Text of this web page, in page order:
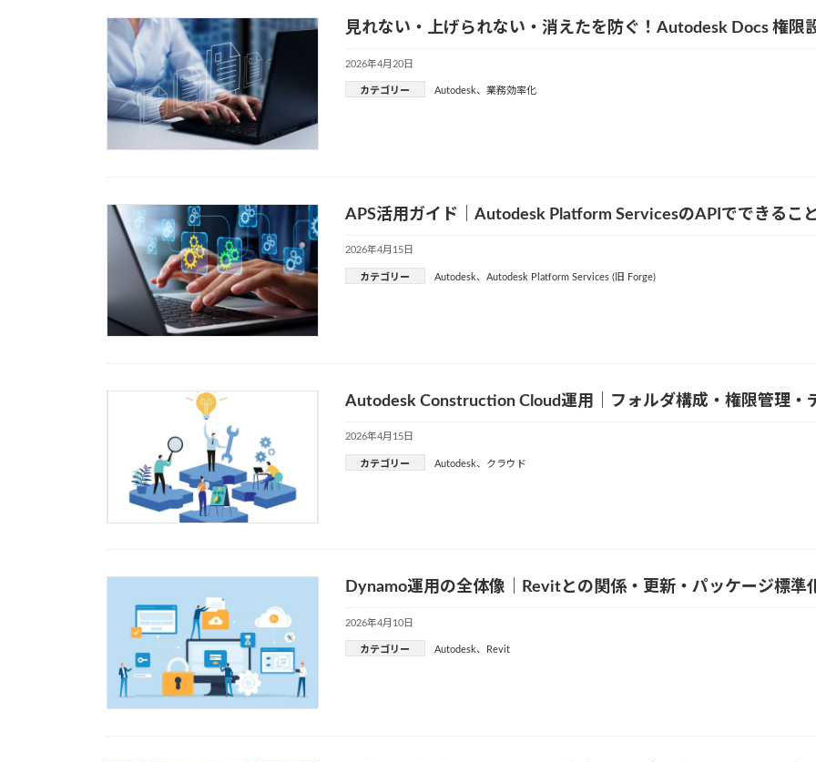
見れない・上げられない・消えたを防ぐ！Autodesk Docs 権限
2026年4月20日
カテゴリー Autodesk、 業務効率化
APS活用ガイド｜Autodesk Platform ServicesのAPIでできるこ
2026年4月15日
カテゴリー Autodesk、 Autodesk Platform Services (旧 Forge)
Autodesk Construction Cloud運用｜フォルダ構成・権限管理・
2026年4月15日
カテゴリー Autodesk、 クラウド
Dynamo運用の全体像｜Revitとの関係・更新・パッケージ標準
2026年4月10日
カテゴリー Autodesk、 Revit